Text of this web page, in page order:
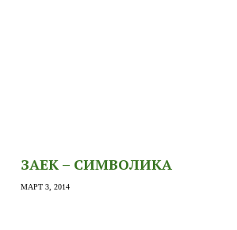
ЗАЕК – СИМВОЛИКА
МАРТ 3, 2014